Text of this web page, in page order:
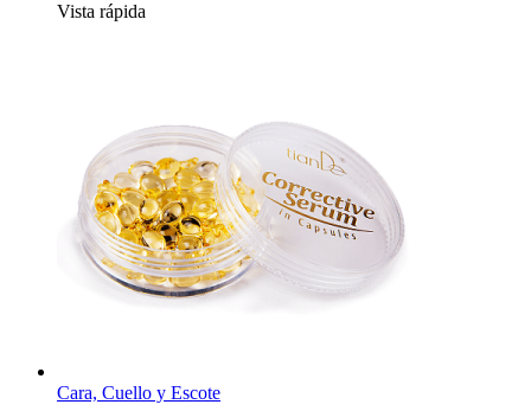
Vista rápida
Cara, Cuello y Escote